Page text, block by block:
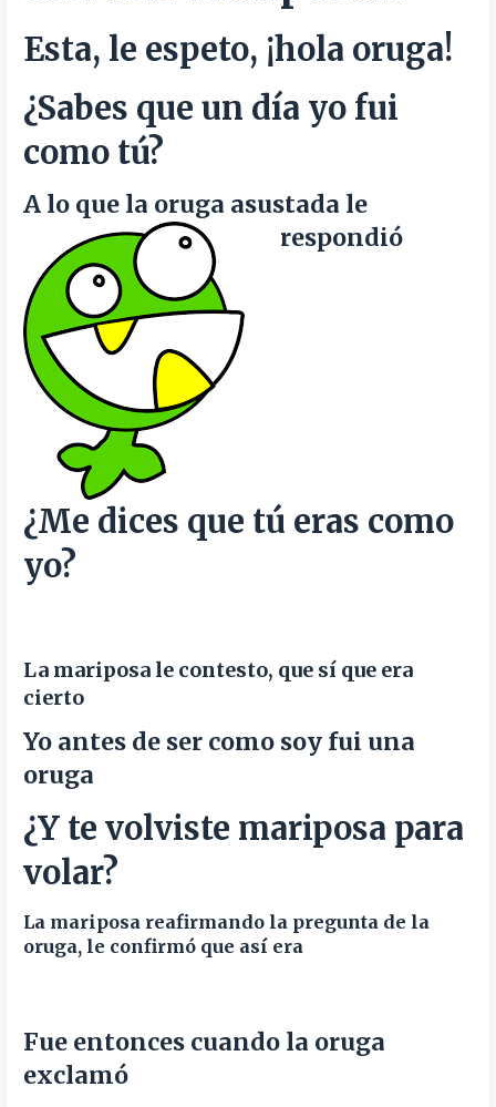
Esta, le espeto, ¡hola oruga!
¿Sabes que un día yo fui
como tú?
A lo que la oruga asustada le
respondió
¿Me dices que tú eras como
yo?
La mariposa le contesto, que sí que era
cierto
Yo antes de ser como soy fui una
oruga
¿Y te volviste mariposa para
volar?
La mariposa reafirmando la pregunta de la
oruga, le confirmó que así era
Fue entonces cuando la oruga
exclamó